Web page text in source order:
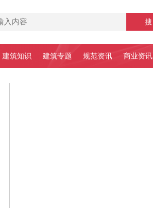
建筑知识 建筑专题 规范资讯 商业资讯